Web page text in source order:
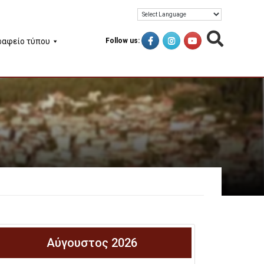
τύπου Follow us:
Αύγουστος 2026